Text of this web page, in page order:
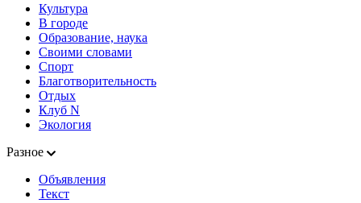
Культура
В городе
Образование, наука
Своими словами
Спорт
Благотворительность
Отдых
Клуб N
Экология
Разное
Объявления
Текст